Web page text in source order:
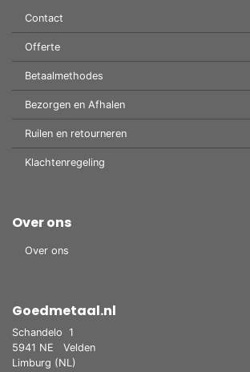
Contact
Offerte
Betaalmethodes
Bezorgen en Afhalen
Ruilen en retourneren
Klachtenregeling
Over ons
Over ons
Goedmetaal.nl
Schandelo 1
5941 NE
Velden
Limburg (NL)